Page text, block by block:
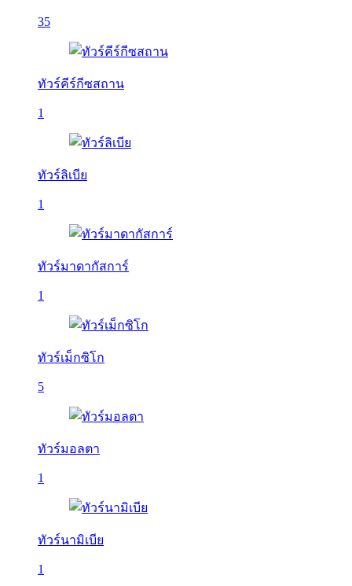
35
ทัวร์คีร์กีซสถาน
1
ทัวร์ลิเบีย
1
ทัวร์มาดากัสการ์
1
ทัวร์เม็กซิโก
5
ทัวร์มอลตา
1
ทัวร์นามิเบีย
1